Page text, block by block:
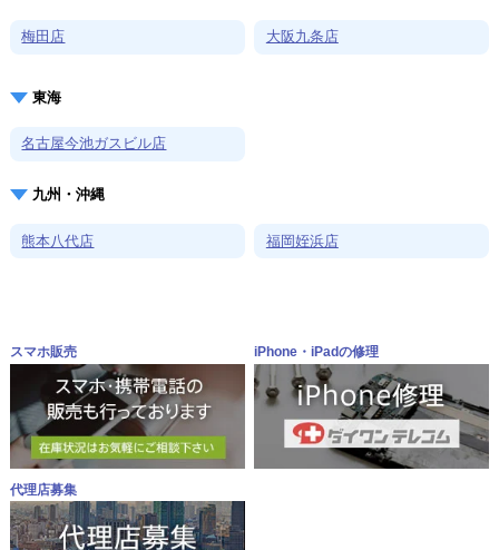
梅田店 大阪九条店
東海
名古屋今池ガスビル店
九州・沖縄
熊本八代店 福岡姪浜店
スマホ販売 iPhone・iPadの修理
代理店募集